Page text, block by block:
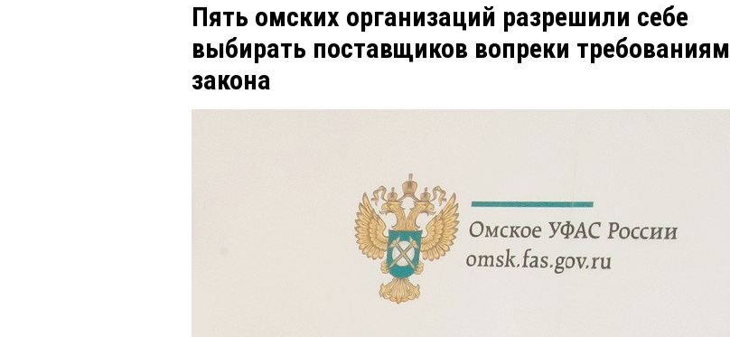
Пять омских организаций разрешили себе
выбирать поставщиков вопреки требованиям
закона